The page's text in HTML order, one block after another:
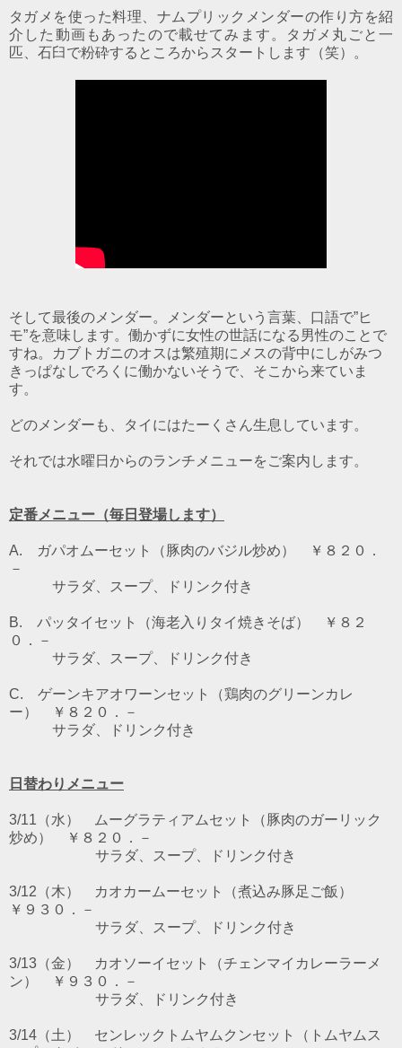
タガメを使った料理、ナムプリックメンダーの作り方を紹
介した動画もあったので載せてみます。タガメ丸ごと一
匹、石臼で粉砕するところからスタートします（笑）。
そして最後のメンダー。メンダーという言葉、口語で”ヒ
モ”を意味します。働かずに女性の世話になる男性のことで
すね。カブトガニのオスは繁殖期にメスの背中にしがみつ
きっぱなしでろくに働かないそうで、そこから来ていま
す。
どのメンダーも、タイにはたーくさん生息しています。
それでは水曜日からのランチメニューをご案内します。
定番メニュー（毎日登場します）
A. ガパオムーセット（豚肉のバジル炒め） ￥８２０．
－
サラダ、スープ、ドリンク付き
B. パッタイセット（海老入りタイ焼きそば） ￥８２
０．－
サラダ、スープ、ドリンク付き
C. ゲーンキアオワーンセット（鶏肉のグリーンカレ
ー） ￥８２０．－
サラダ、ドリンク付き
日替わりメニュー
3/11（水） ムーグラティアムセット（豚肉のガーリック
炒め） ￥８２０．－
サラダ、スープ、ドリンク付き
3/12（木） カオカームーセット（煮込み豚足ご飯）
￥９３０．－
サラダ、スープ、ドリンク付き
3/13（金） カオソーイセット（チェンマイカレーラーメ
ン） ￥９３０．－
サラダ、ドリンク付き
3/14（土） センレックトムヤムクンセット（トムヤムス